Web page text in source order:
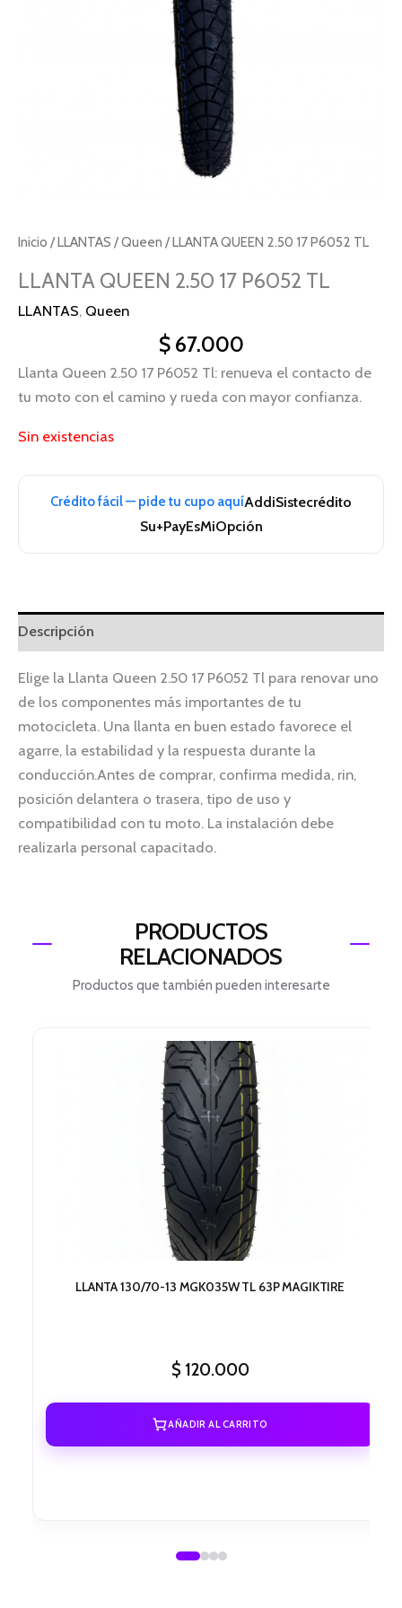
Inicio /LLANTAS /Queen / LLANTA QUEEN 2.50 17 P6052 TL
LLANTA QUEEN 2.50 17 P6052 TL
LLANTAS, Queen
$67.000
Llanta Queen 2.50 17 P6052 Tl: renueva el contacto de
tu moto con el camino y rueda con mayor confianza.
Sin existencias
Crédito fácil — pide tu cupo aquíAddiSistecrédito
Su+PayEsMiOpción
Descripción
Elige la Llanta Queen 2.50 17 P6052 Tl para renovar uno
de los componentes más importantes de tu
motocicleta. Una llanta en buen estado favorece el
agarre, la estabilidad y la respuesta durante la
conducción.Antes de comprar, confirma medida, rin,
posición delantera o trasera, tipo de uso y
compatibilidad con tu moto. La instalación debe
realizarla personal capacitado.
PRODUCTOS
RELACIONADOS
Productos que también pueden interesarte
LLANTA 130/70-13 MGK035W TL 63P MAGIKTIRE
$120.000
AÑADIR AL CARRITO